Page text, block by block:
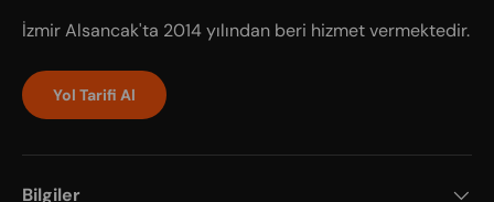
İzmir Alsancak'ta 2014 yılından beri hizmet vermektedir.
Yol Tarifi Al
Bilgiler